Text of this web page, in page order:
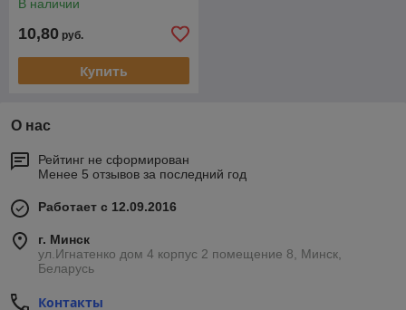
В наличии
10,80 руб.
Купить
О нас
Рейтинг не сформирован
Менее 5 отзывов за последний год
Работает с 12.09.2016
г. Минск
ул.Игнатенко дом 4 корпус 2 помещение 8, Минск,
Беларусь
Контакты